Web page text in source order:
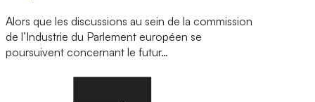
Alors que les discussions au sein de la commission
de l’Industrie du Parlement européen se
poursuivent concernant le futur…